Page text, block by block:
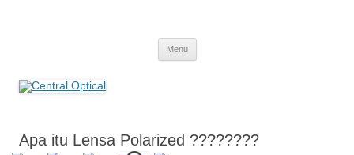
safety, minus, sport, kacamata sport, polarized, transition,
Menu
Apa itu Lensa Polarized ????????